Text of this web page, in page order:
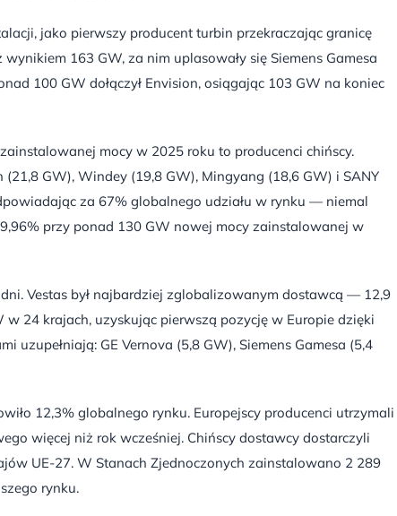
jako pierwszy producent turbin przekraczając granicę
163 GW, za nim uplasowały się Siemens Gamesa
100 GW dołączył Envision, osiągając 103 GW na koniec
mocy w 2025 roku to producenci chińscy.
GW), Windey (19,8 GW), Mingyang (18,6 GW) i SANY
za 67% globalnego udziału w rynku — niemal
przy ponad 130 GW nowej mocy zainstalowanej w
Vestas był najbardziej zglobalizowanym dostawcą — 12,9
w 24 krajach, uzyskując pierwszą pozycję w Europie dzięki
uzupełniają: GE Vernova (5,8 GW), Siemens Gamesa (5,4
12,3% globalnego rynku. Europejscy producenci utrzymali
więcej niż rok wcześniej. Chińscy dostawcy dostarczyli
UE-27. W Stanach Zjednoczonych zainstalowano 2 289
rynku.